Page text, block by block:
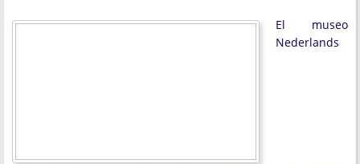
El museo
Nederlands